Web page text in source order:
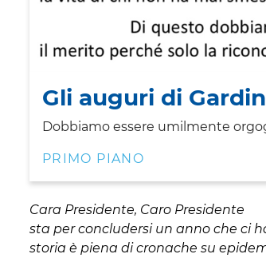
Gli auguri di
Dobbiamo essere umilmente
PRIMO PIANO
Cara Presidente, Caro Presidente
sta per concludersi un anno che ci
storia è piena di cronache su